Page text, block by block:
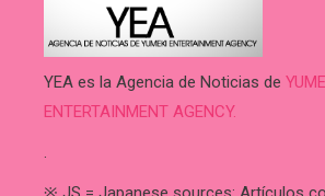
YEA es la Agencia de Noticias de
ENTERTAINMENT AGENCY.
.